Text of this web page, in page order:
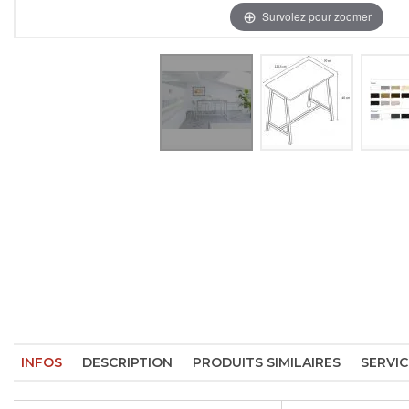
Survolez pour zoomer
INFOS DESCRIPTION PRODUITS SIMILAIRES